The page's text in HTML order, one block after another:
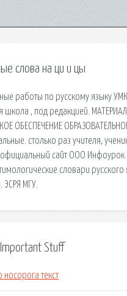
слова на ци и цы
работы по русскому языку
школа , под редакцией.
ОБЕСПЕЧЕНИЕ
столько раз учителя,
официальный сайт ООО
словари
ЭСРЯ МГУ.
Important Stuff
носорога текст